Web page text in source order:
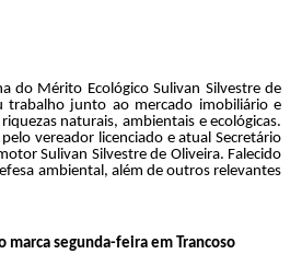
do Mérito Ecológico Sulivan Silvestre de
trabalho junto ao mercado imobiliário e
naturais, ambientais e ecológicas.
vereador licenciado e atual Secretário
Sulivan Silvestre de Oliveira. Falecido
ambiental, além de outros relevantes
segunda-feira em Trancoso